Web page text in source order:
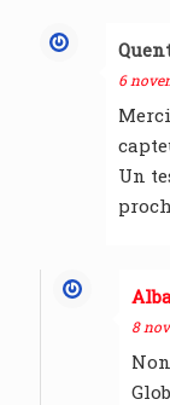
6
Un
8